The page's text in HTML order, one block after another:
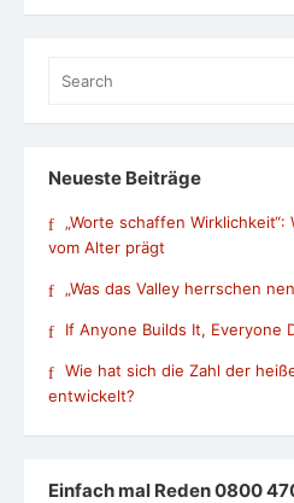
for:
Neueste Beiträge
„Worte schaffen Wirklichkeit“:
vom Alter prägt
„Was das Valley herrschen
If Anyone Builds It, Everyone
Wie hat sich die Zahl der
entwickelt?
Einfach mal Reden 0800